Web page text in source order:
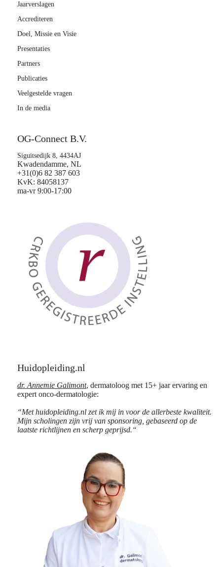
Jaarverslagen
Accrediteren
Doel, Missie en Visie
Presentaties
Partners
Publicaties
Veelgestelde vragen
In de media
OG-Connect B.V.
Siguitsedijk 8, 4434AJ
Kwadendamme, NL
+31(0)6 82 387 603
KvK: 84058137
ma-vr 9:00-17:00
Huidopleiding.nl
dr. Annemie Galimont, dermatoloog met 15+ jaar ervaring en
expert onco-dermatologie:
“Met huidopleiding.nl zet ik mij in voor de allerbeste kwaliteit.
Mijn scholingen zijn vrij van sponsoring, gebaseerd op de
laatste richtlijnen en scherp geprijsd.“